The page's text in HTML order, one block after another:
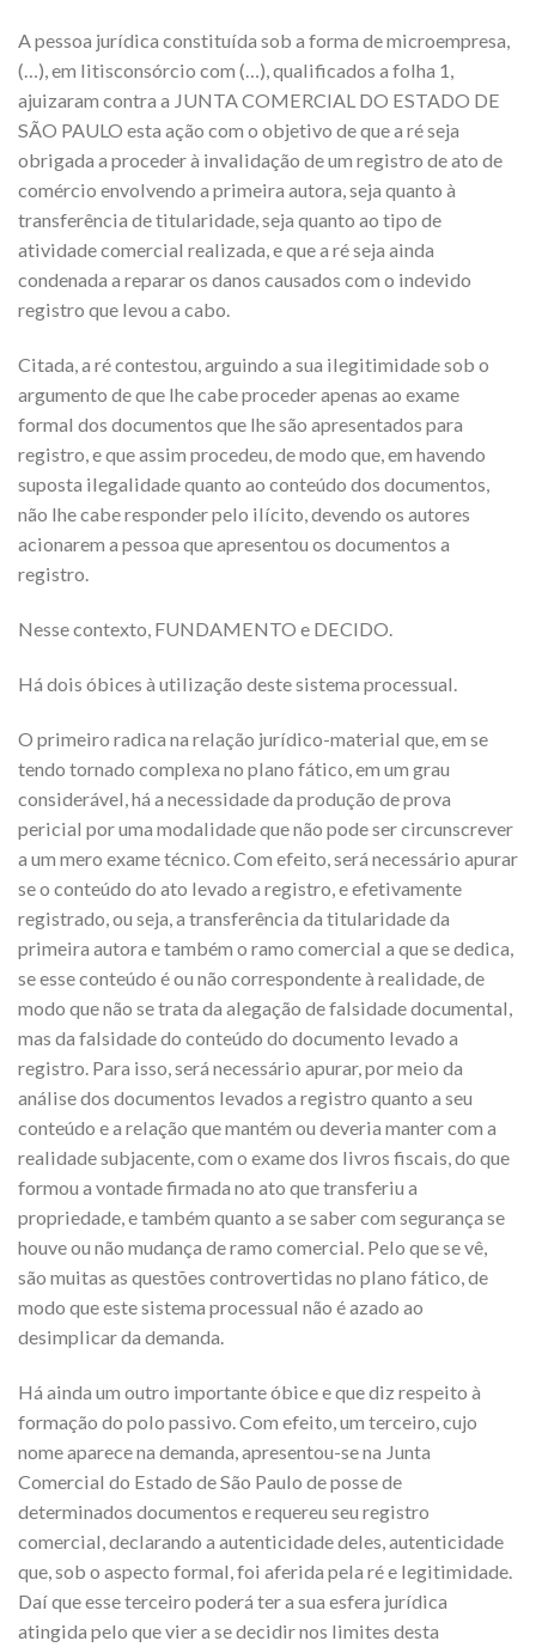
A pessoa jurídica constituída sob a forma de microempresa,
(…), em litisconsórcio com (…), qualificados a folha 1,
ajuizaram contra a JUNTA COMERCIAL DO ESTADO DE
SÃO PAULO esta ação com o objetivo de que a ré seja
obrigada a proceder à invalidação de um registro de ato de
comércio envolvendo a primeira autora, seja quanto à
transferência de titularidade, seja quanto ao tipo de
atividade comercial realizada, e que a ré seja ainda
condenada a reparar os danos causados com o indevido
registro que levou a cabo.
Citada, a ré contestou, arguindo a sua ilegitimidade sob o
argumento de que lhe cabe proceder apenas ao exame
formal dos documentos que lhe são apresentados para
registro, e que assim procedeu, de modo que, em havendo
suposta ilegalidade quanto ao conteúdo dos documentos,
não lhe cabe responder pelo ilícito, devendo os autores
acionarem a pessoa que apresentou os documentos a
registro.
Nesse contexto, FUNDAMENTO e DECIDO.
Há dois óbices à utilização deste sistema processual.
O primeiro radica na relação jurídico-material que, em se
tendo tornado complexa no plano fático, em um grau
considerável, há a necessidade da produção de prova
pericial por uma modalidade que não pode ser circunscrever
a um mero exame técnico. Com efeito, será necessário apurar
se o conteúdo do ato levado a registro, e efetivamente
registrado, ou seja, a transferência da titularidade da
primeira autora e também o ramo comercial a que se dedica,
se esse conteúdo é ou não correspondente à realidade, de
modo que não se trata da alegação de falsidade documental,
mas da falsidade do conteúdo do documento levado a
registro. Para isso, será necessário apurar, por meio da
análise dos documentos levados a registro quanto a seu
conteúdo e a relação que mantém ou deveria manter com a
realidade subjacente, com o exame dos livros fiscais, do que
formou a vontade firmada no ato que transferiu a
propriedade, e também quanto a se saber com segurança se
houve ou não mudança de ramo comercial. Pelo que se vê,
são muitas as questões controvertidas no plano fático, de
modo que este sistema processual não é azado ao
desimplicar da demanda.
Há ainda um outro importante óbice e que diz respeito à
formação do polo passivo. Com efeito, um terceiro, cujo
nome aparece na demanda, apresentou-se na Junta
Comercial do Estado de São Paulo de posse de
determinados documentos e requereu seu registro
comercial, declarando a autenticidade deles, autenticidade
que, sob o aspecto formal, foi aferida pela ré e legitimidade.
Daí que esse terceiro poderá ter a sua esfera jurídica
atingida pelo que vier a se decidir nos limites desta